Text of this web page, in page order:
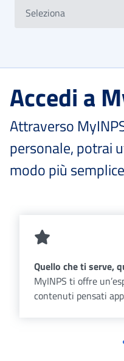
Seleziona
Accedi a
Attraverso
personale, potrai
modo più
Quello che ti serve,
MyINPS ti offre
contenuti pensati